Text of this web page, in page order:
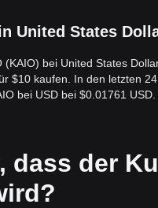
United States
bei United States
$10 kaufen. In den letzten
bei USD bei $0.01761 USD.
dass der